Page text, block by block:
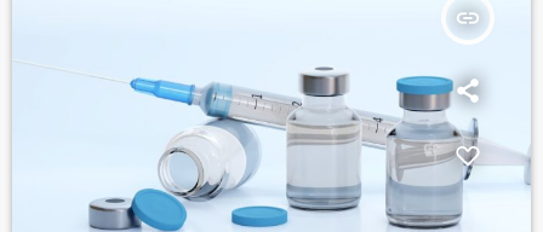
insert_link